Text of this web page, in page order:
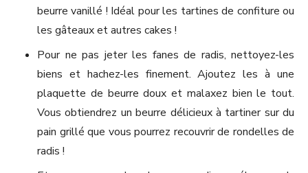
beurre vanillé ! Idéal pour les tartines de confiture ou
les gâteaux et autres cakes !
Pour ne pas jeter les fanes de radis, nettoyez-les
biens et hachez-les finement. Ajoutez les à une
plaquette de beurre doux et malaxez bien le tout.
Vous obtiendrez un beurre délicieux à tartiner sur du
pain grillé que vous pourrez recouvrir de rondelles de
radis !